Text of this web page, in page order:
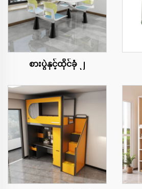
စားပွဲနှင့်ထိုင်ခုံ ၂